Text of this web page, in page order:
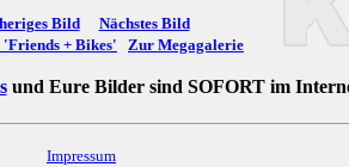
Bild
Nächstes Bild
+ Bikes'
Zur Megagalerie
und Eure Bilder sind SOFORTim
Impressum